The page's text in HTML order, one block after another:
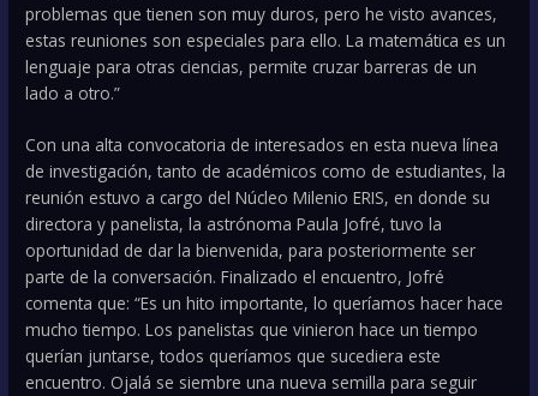
problemas que tienen son muy duros, pero he visto avances,
estas reuniones son especiales para ello. La matemática es un
lenguaje para otras ciencias, permite cruzar barreras de un
lado a otro.”
Con una alta convocatoria de interesados en esta nueva línea
de investigación, tanto de académicos como de estudiantes, la
reunión estuvo a cargo del Núcleo Milenio ERIS, en donde su
directora y panelista, la astrónoma Paula Jofré, tuvo la
oportunidad de dar la bienvenida, para posteriormente ser
parte de la conversación. Finalizado el encuentro, Jofré
comenta que: “Es un hito importante, lo queríamos hacer hace
mucho tiempo. Los panelistas que vinieron hace un tiempo
querían juntarse, todos queríamos que sucediera este
encuentro. Ojalá se siembre una nueva semilla para seguir